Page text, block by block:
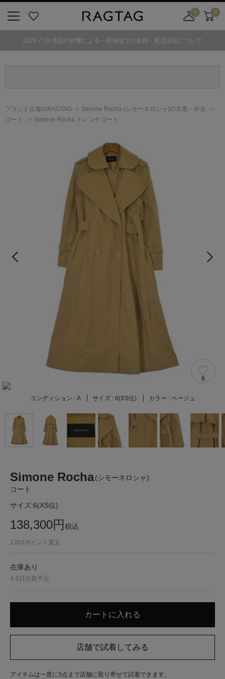
気
0
舗
カ
ト
0
2026.7.29 地震の影響による一部地域での集荷・配送遅延について
ブランド古着のRAGTAG Simone Rocha (シモーネロシャ)の古着・中古
コート
Simone Rocha トレンチコート
8
コンディション : A サイズ : 6(XS位) カラー : ベージュ
Simone Rocha(シモーネロシャ)
コート
サイズ:6(XS位)
138,300円税込
1383ポイント還元
在庫あり
4-5日出荷予定
アイテムは一度に3点まで店舗に取り寄せて試着できます。